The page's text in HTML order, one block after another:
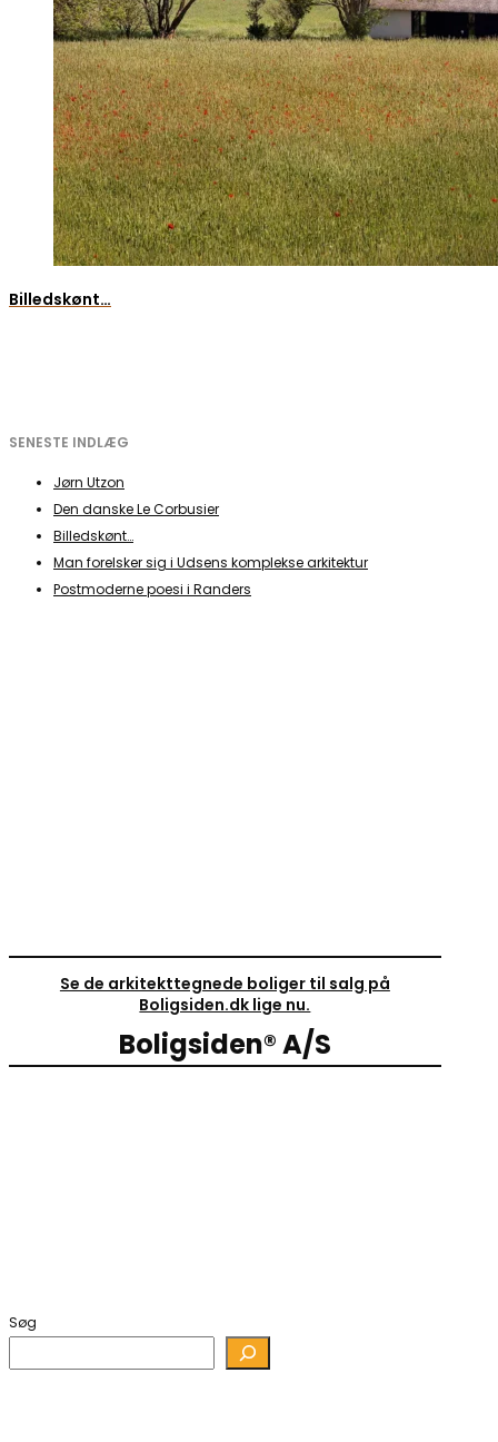
Billedskønt…
SENESTE INDLÆG
Jørn Utzon
Den danske Le Corbusier
Billedskønt…
Man forelsker sig i Udsens komplekse arkitektur
Postmoderne poesi i Randers
Se de arkitekttegnede boliger til salg på
Boligsiden.dk lige nu.
Boligsiden® A/S
Søg